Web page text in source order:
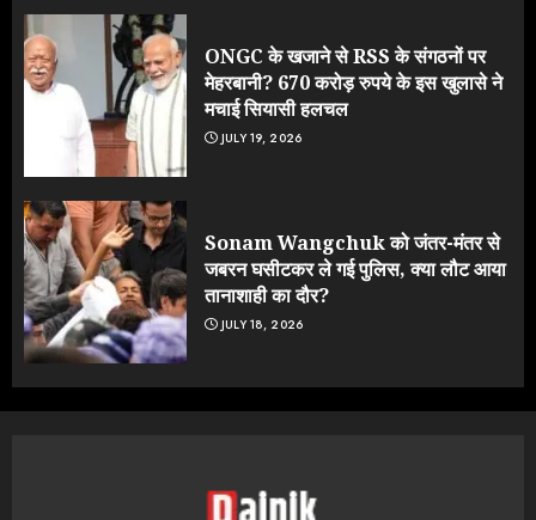
ONGC के खजाने से RSS के संगठनों पर
मेहरबानी? 670 करोड़ रुपये के इस खुलासे ने
मचाई सियासी हलचल
JULY 19, 2026
Sonam Wangchuk को जंतर-मंतर से
जबरन घसीटकर ले गई पुलिस, क्या लौट आया
तानाशाही का दौर?
JULY 18, 2026